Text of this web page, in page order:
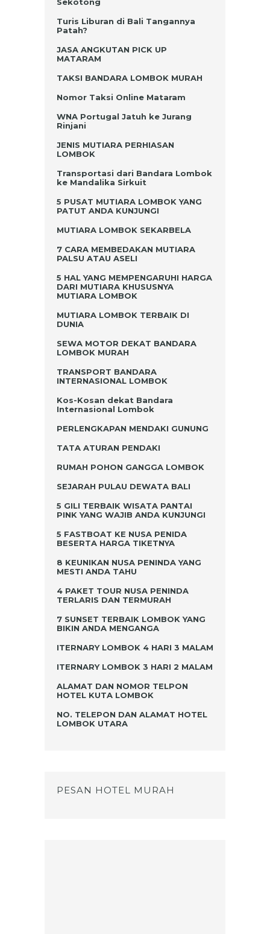
Turis Liburan di Bali Tangannya
Patah?
JASA ANGKUTAN PICK UP
MATARAM
TAKSI BANDARA LOMBOK MURAH
Nomor Taksi Online Mataram
WNA Portugal Jatuh ke Jurang
Rinjani
JENIS MUTIARA PERHIASAN
LOMBOK
Transportasi dari Bandara Lombok
ke Mandalika Sirkuit
5 PUSAT MUTIARA LOMBOK YANG
PATUT ANDA KUNJUNGI
MUTIARA LOMBOK SEKARBELA
7 CARA MEMBEDAKAN MUTIARA
PALSU ATAU ASELI
5 HAL YANG MEMPENGARUHI HARGA
DARI MUTIARA KHUSUSNYA
MUTIARA LOMBOK
MUTIARA LOMBOK TERBAIK DI
DUNIA
SEWA MOTOR DEKAT BANDARA
LOMBOK MURAH
TRANSPORT BANDARA
INTERNASIONAL LOMBOK
Kos-Kosan dekat Bandara
Internasional Lombok
PERLENGKAPAN MENDAKI GUNUNG
TATA ATURAN PENDAKI
RUMAH POHON GANGGA LOMBOK
SEJARAH PULAU DEWATA BALI
5 GILI TERBAIK WISATA PANTAI
PINK YANG WAJIB ANDA KUNJUNGI
5 FASTBOAT KE NUSA PENIDA
BESERTA HARGA TIKETNYA
8 KEUNIKAN NUSA PENINDA YANG
MESTI ANDA TAHU
4 PAKET TOUR NUSA PENINDA
TERLARIS DAN TERMURAH
7 SUNSET TERBAIK LOMBOK YANG
BIKIN ANDA MENGANGA
ITERNARY LOMBOK 4 HARI 3 MALAM
ITERNARY LOMBOK 3 HARI 2 MALAM
ALAMAT DAN NOMOR TELPON
HOTEL KUTA LOMBOK
NO. TELEPON DAN ALAMAT HOTEL
LOMBOK UTARA
PESAN HOTEL MURAH